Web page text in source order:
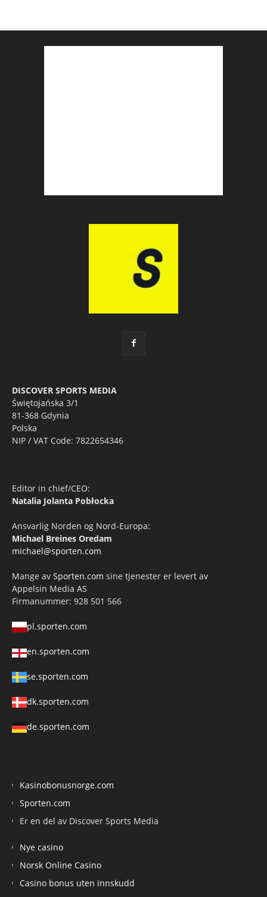
DISCOVER SPORTS MEDIA
Świętojańska 3/1
81-368 Gdynia
Polska
NIP / VAT Code: 7822654346
Editor in chief/CEO:
Natalia Jolanta Pobłocka
Ansvarlig Norden og Nord-Europa:
Michael Breines Oredam
michael@sporten.com
Mange av Sporten.com sine tjenester er levert av
Appelsin Media AS
Firmanummer: 928 501 566
pl.sporten.com
en.sporten.com
se.sporten.com
dk.sporten.com
de.sporten.com
Kasinobonusnorge.com
Sporten.com
Er en del av Discover Sports Media
Nye casino
Norsk Online Casino
Casino bonus uten innskudd